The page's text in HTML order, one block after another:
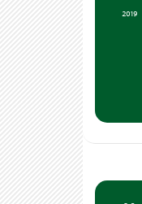
2019